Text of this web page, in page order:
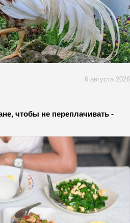
6 августа 2026
чтобы не переплачивать -